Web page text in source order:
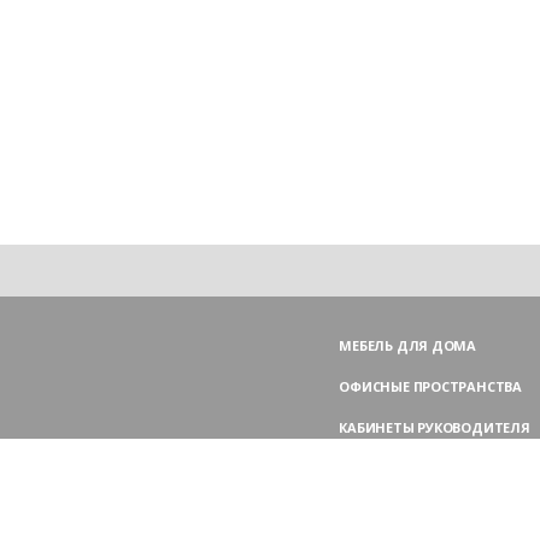
МЕБЕЛЬ ДЛЯ ДОМА
ОФИСНЫЕ ПРОСТРАНСТВА
КАБИНЕТЫ РУКОВОДИТЕЛЯ